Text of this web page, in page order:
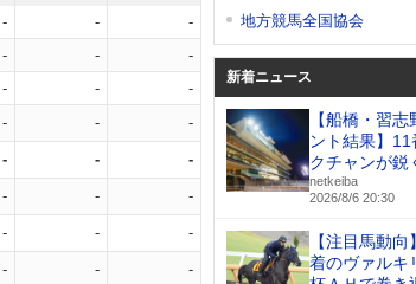
- -
-
- -
-
- -
-
- - -
- - -
- - -
- - -
- - -
地方競馬全国協会
新着ニュース
【船橋・習
ント結果】
クチャンが鋭
netkeiba
2026/8/6 20:30
【注目馬動
着のヴァルキ